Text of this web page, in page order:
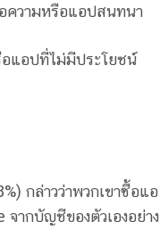
ความหรือแอปสนทนา
แอปที่ไม่มีประโยชน์
กล่าวว่าพวกเขาซื้อแอ
ากบัญชีของตัวเองอย่าง